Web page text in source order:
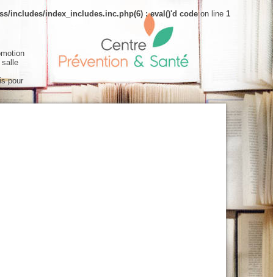
includes/index_includes.inc.php(6) : eval()'d codeon line 1
salle
pour